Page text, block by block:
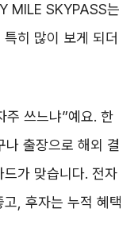
MILE SKYPASS는
히 많이 보게 되더
주 쓰느냐”예요. 한
나 출장으로 해외 결
가 맞습니다. 전자
, 후자는 누적 혜택